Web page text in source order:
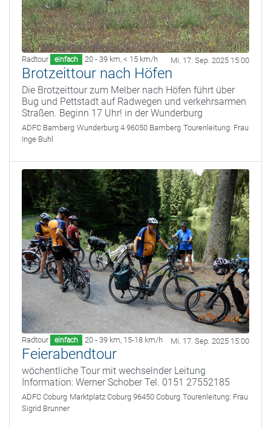
Radtour einfach 20 - 39 km, < 15 km/h Mi. 17. Sep. 2025 15:00
Brotzeittour nach Höfen
Die Brotzeittour zum Melber nach Höfen führt über
Bug und Pettstadt auf Radwegen und verkehrsarmen
Straßen. Beginn 17 Uhr! in der Wunderburg
ADFC Bamberg Wunderburg 4 96050 Bamberg Tourenleitung: Frau
Inge Buhl
Radtour einfach 20 - 39 km, 15-18 km/h Mi. 17. Sep. 2025 15:00
Feierabendtour
wöchentliche Tour mit wechselnder Leitung
Information: Werner Schober Tel. 0151 27552185
ADFC Coburg Marktplatz Coburg 96450 Coburg Tourenleitung: Frau
Sigrid Brunner